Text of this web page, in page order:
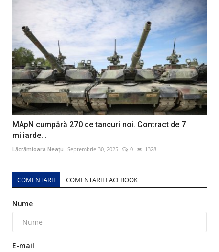
MApN cumpără 270 de tancuri noi. Contract de 7
miliarde...
Lăcrămioara Neațu Septembrie 30, 2025 0 1328
COMENTARII COMENTARII FACEBOOK
Nume
E-mail